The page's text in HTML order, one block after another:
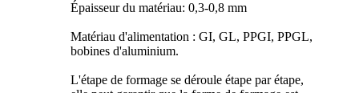
Épaisseur du matériau: 0,3-0,8 mm
Matériau d'alimentation : GI, GL, PPGI, PPGL,
bobines d'aluminium.
L'étape de formage se déroule étape par étape,